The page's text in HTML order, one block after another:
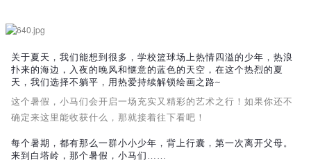
关于夏天，我们能想到很多，学校篮球场上热情四溢的少年，热浪
扑来的海边，入夜的晚风和惬意的蓝色的天空，在这个热烈的夏
天，我们选择不躺平，用热爱持续解锁绘画之路~
这个暑假，小马们会开启一场充实又精彩的艺术之行！如果你还不
确定来这里能收获什么，那就接着往下看吧！
每个暑期，都有那么一群小小少年，背上行囊，第一次离开父母。
来到白塔岭，那个暑假，小马们……